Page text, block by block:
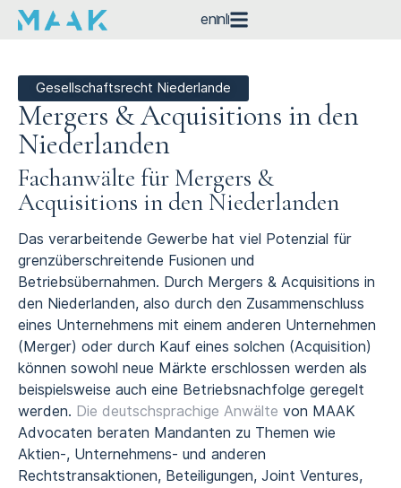
ennl
Gesellschaftsrecht Niederlande
Mergers & Acquisitions in den
Niederlanden
Fachanwälte für Mergers &
Acquisitions in den Niederlanden
Das verarbeitende Gewerbe hat viel Potenzial für
grenzüberschreitende Fusionen und
Betriebsübernahmen. Durch Mergers & Acquisitions in
den Niederlanden, also durch den Zusammenschluss
eines Unternehmens mit einem anderen Unternehmen
(Merger) oder durch Kauf eines solchen (Acquisition)
können sowohl neue Märkte erschlossen werden als
beispielsweise auch eine Betriebsnachfolge geregelt
werden. Die deutschsprachige Anwälte von MAAK
Advocaten beraten Mandanten zu Themen wie
Aktien-, Unternehmens- und anderen
Rechtstransaktionen, Beteiligungen, Joint Ventures,